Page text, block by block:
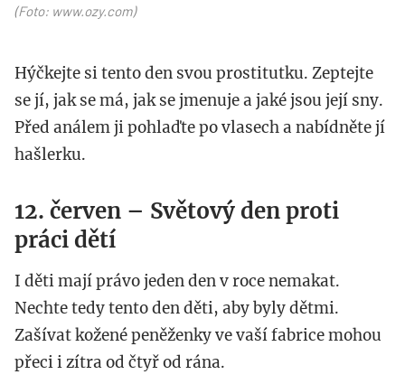
(Foto: www.ozy.com)
Hýčkejte si tento den svou prostitutku. Zeptejte
se jí, jak se má, jak se jmenuje a jaké jsou její sny.
Před análem ji pohlaďte po vlasech a nabídněte jí
hašlerku.
12. červen – Světový den proti
práci dětí
I děti mají právo jeden den v roce nemakat.
Nechte tedy tento den děti, aby byly dětmi.
Zašívat kožené peněženky ve vaší fabrice mohou
přeci i zítra od čtyř od rána.